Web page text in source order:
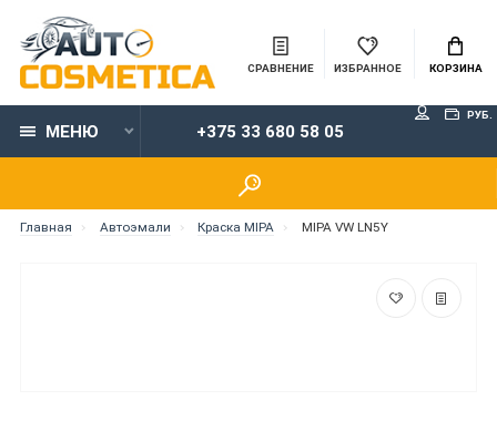
СРАВНЕНИЕ ИЗБРАННОЕ КОРЗИНА
МЕНЮ +375 33 680 58 05
РУБ.
Главная Автоэмали Краска MIPA MIPA VW LN5Y